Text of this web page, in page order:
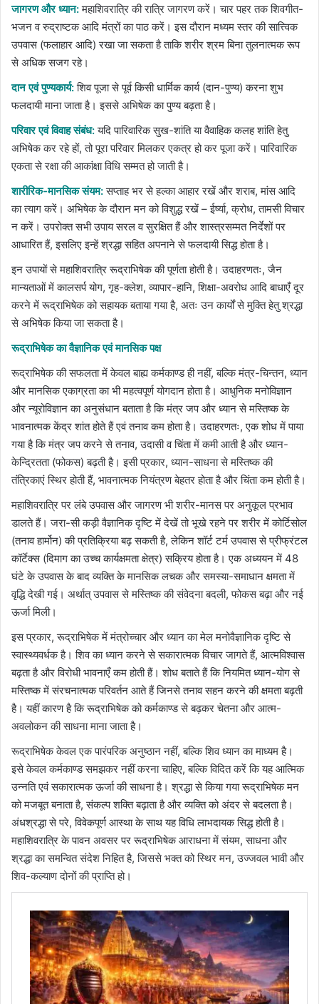
जागरण और ध्यान:महाशिवरात्रि की रात्रि जागरण करें। चार पहर तक शिवगीत-
भजन व रुद्राष्टक आदि मंत्रों का पाठ करें। इस दौरान मध्यम स्तर की सात्त्विक
उपवास (फलाहार आदि) रखा जा सकता है ताकि शरीर श्रम बिना तुलनात्मक रूप
से अधिक सजग रहे।
दान एवं पुण्यकार्य:शिव पूजा से पूर्व किसी धार्मिक कार्य (दान-पुण्य) करना शुभ
फलदायी माना जाता है। इससे अभिषेक का पुण्य बढ़ता है।
परिवार एवं विवाह संबंध: यदि पारिवारिक सुख-शांति या वैवाहिक कलह शांति हेतु
अभिषेक कर रहे हों, तो पूरा परिवार मिलकर एकत्र हो कर पूजा करें। पारिवारिक
एकता से रक्षा की आकांक्षा विधि सम्मत हो जाती है।
शारीरिक-मानसिक संयम:सप्ताह भर से हल्का आहार रखें और शराब, मांस आदि
का त्याग करें। अभिषेक के दौरान मन को विशुद्ध रखें – ईर्ष्या, क्रोध, तामसी विचार
न करें। उपरोक्त सभी उपाय सरल व सुरक्षित हैं और शास्त्रसम्मत निर्देशों पर
आधारित हैं, इसलिए इन्हें श्रद्धा सहित अपनाने से फलदायी सिद्ध होता है।
इन उपायों से महाशिवरात्रि रूद्राभिषेक की पूर्णता होती है। उदाहरणतः, जैन
मान्यताओं में कालसर्प योग, गृह-क्लेश, व्यापार-हानि, शिक्षा-अवरोध आदि बाधाएँ दूर
करने में रूद्राभिषेक को सहायक बताया गया है, अतः उन कार्यों से मुक्ति हेतु श्रद्धा
से अभिषेक किया जा सकता है।
रूद्राभिषेक का वैज्ञानिक एवं मानसिक पक्ष
रूद्राभिषेक की सफलता में केवल बाह्य कर्मकाण्ड ही नहीं, बल्कि मंत्र-चिन्तन, ध्यान
और मानसिक एकाग्रता का भी महत्वपूर्ण योगदान होता है। आधुनिक मनोविज्ञान
और न्यूरोविज्ञान का अनुसंधान बताता है कि मंत्र जप और ध्यान से मस्तिष्क के
भावनात्मक केंद्र शांत होते हैं एवं तनाव कम होता है। उदाहरणतः, एक शोध में पाया
गया है कि मंत्र जप करने से तनाव, उदासी व चिंता में कमी आती है और ध्यान-
केन्द्रितता (फोकस) बढ़ती है। इसी प्रकार, ध्यान-साधना से मस्तिष्क की
तंत्रिकाएं स्थिर होती हैं, भावनात्मक नियंत्रण बेहतर होता है और चिंता कम होती है।
महाशिवरात्रि पर लंबे उपवास और जागरण भी शरीर-मानस पर अनुकूल प्रभाव
डालते हैं। जरा-सी कड़ी वैज्ञानिक दृष्टि में देखें तो भूखे रहने पर शरीर में कोर्टिसोल
(तनाव हार्मोन) की प्रतिक्रिया बढ़ सकती है, लेकिन शॉर्ट टर्म उपवास से प्रीफ्रंटल
कॉर्टेक्स (दिमाग का उच्च कार्यक्षमता क्षेत्र) सक्रिय होता है। एक अध्ययन में 48
घंटे के उपवास के बाद व्यक्ति के मानसिक लचक और समस्या-समाधान क्षमता में
वृद्धि देखी गई। अर्थात् उपवास से मस्तिष्क की संवेदना बदली, फोकस बढ़ा और नई
ऊर्जा मिली।
इस प्रकार, रूद्राभिषेक में मंत्रोच्चार और ध्यान का मेल मनोवैज्ञानिक दृष्टि से
स्वास्थ्यवर्धक है। शिव का ध्यान करने से सकारात्मक विचार जागते हैं, आत्मविश्वास
बढ़ता है और विरोधी भावनाएँ कम होती हैं। शोध बताते हैं कि नियमित ध्यान-योग से
मस्तिष्क में संरचनात्मक परिवर्तन आते हैं जिनसे तनाव सहन करने की क्षमता बढ़ती
है। यहीं कारण है कि रूद्राभिषेक को कर्मकाण्ड से बढ़कर चेतना और आत्म-
अवलोकन की साधना माना जाता है।
रूद्राभिषेक केवल एक पारंपरिक अनुष्ठान नहीं, बल्कि शिव ध्यान का माध्यम है।
इसे केवल कर्मकाण्ड समझकर नहीं करना चाहिए, बल्कि विदित करें कि यह आत्मिक
उन्नति एवं सकारात्मक ऊर्जा की साधना है। श्रद्धा से किया गया रूद्राभिषेक मन
को मजबूत बनाता है, संकल्प शक्ति बढ़ाता है और व्यक्ति को अंदर से बदलता है।
अंधश्रद्धा से परे, विवेकपूर्ण आस्था के साथ यह विधि लाभदायक सिद्ध होती है।
महाशिवरात्रि के पावन अवसर पर रूद्राभिषेक आराधना में संयम, साधना और
श्रद्धा का समन्वित संदेश निहित है, जिससे भक्त को स्थिर मन, उज्जवल भावी और
शिव-कल्याण दोनों की प्राप्ति हो।